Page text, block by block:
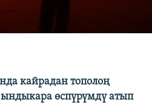
кайрадан тополоң
ындыкара өспүрүмдү атып